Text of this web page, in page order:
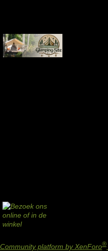
Community platform by XenForo®